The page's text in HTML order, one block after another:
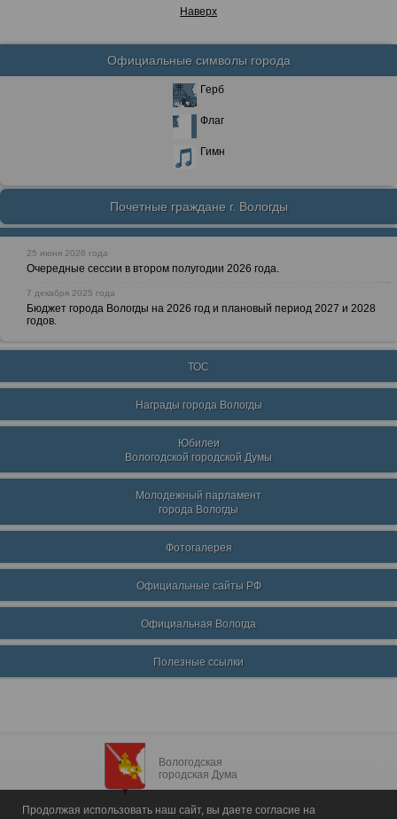
Наверх
Официальные символы города
Герб
Флаг
Гимн
Почетные граждане г. Вологды
25 июня 2026 года
Очередные сессии в втором полугодии 2026 года.
7 декабря 2025 года
Бюджет города Вологды на 2026 год и плановый период 2027 и 2028
годов.
ТОС
Награды города Вологды
Юбилеи
Вологодской городской Думы
Молодежный парламент
города Вологды
Фотогалерея
Официальные сайты РФ
Официальная Вологда
Полезные ссылки
Вологодская
городская Дума
Продолжая использовать наш сайт, вы даете согласие на